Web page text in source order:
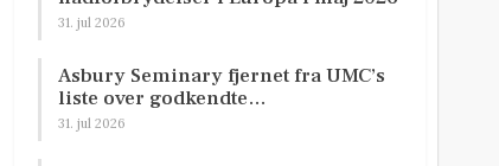
31. jul 2026
Asbury Seminary fjernet fra UMC’s
liste over godkendte…
31. jul 2026